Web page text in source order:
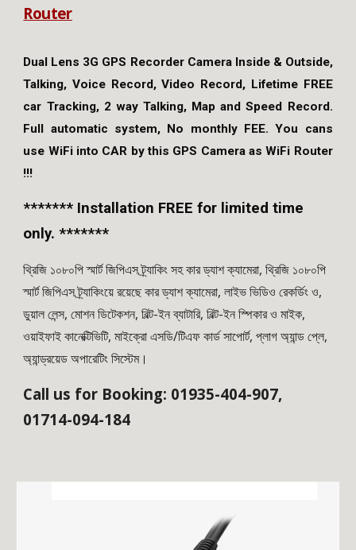
Router
Dual Lens 3G GPS Recorder Camera Inside & Outside,
Talking, Voice Record, Video Record, Lifetime FREE
car Tracking, 2 way Talking, Map and Speed Record.
Full automatic system, No monthly FEE. You cans
use WiFi into CAR by this GPS Camera as WiFi Router
!!!
******* Installation FREE for limited time
only. *******
থ্রিজি ১০৮০পি স্মার্ট জিপিএস ট্র্যাকিং সহ কার ড্যাশ ক্যামেরা, থ্রিজি ১০৮০পি
স্মার্ট জিপিএস ট্র্যাকিংয়ে রয়েছে কার ড্যাশ ক্যামেরা, লাইভ ভিডিও রেকর্ডিং ও,
ডুয়াল লেন্স, মোশন ডিটেকশন, বিল্ট-ইন ব্যাটারি, বিল্ট-ইন স্পিকার ও মাইক,
ওয়াইফাই কানেক্টিভিটি, মাইক্রো এসডি/টিএফ কার্ড সাপোর্ট, প্লাগ অ্যান্ড প্লে,
অ্যান্ড্রয়েড অপারেটিং সিস্টেম।
Call us for Booking: 01935-404-907,
01714-094-184